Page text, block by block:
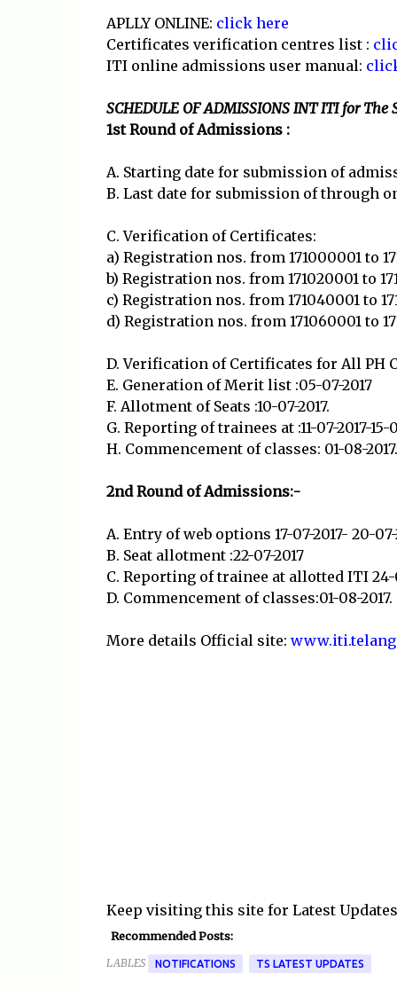
APLLY ONLINE: click here
Certificates verification centres list :
ITI online admissions user manual:
SCHEDULE OF ADMISSIONS INT ITI for The
1st Round of Admissions :
A. Starting date for submission of
B. Last date for submission of through
C. Verification of Certificates:
a) Registration nos. from 171000001 to
b) Registration nos. from 171020001 to
c) Registration nos. from 171040001 to
d) Registration nos. from 171060001 to
D. Verification of Certificates for All PH
E. Generation of Merit list :05-07-2017
F. Allotment of Seats :10-07-2017.
G. Reporting of trainees at :11-07-2017-15-
H. Commencement of classes: 01-08-2017.
2nd Round of Admissions:-
A. Entry of web options 17-07-2017- 20-07-
B. Seat allotment :22-07-2017
C. Reporting of trainee at allotted ITI 24-
D. Commencement of classes:01-08-2017.
More details Official site:
Keep visiting this site for Latest
Recommended Posts:
LABLES NOTIFICATIONS TS LATEST UPDATES